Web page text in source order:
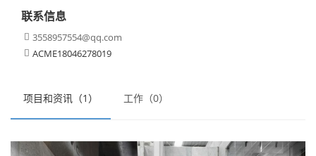
项目和资讯（1） 工作（0）
联系信息
 3558957554@qq.com
 ACME18046278019